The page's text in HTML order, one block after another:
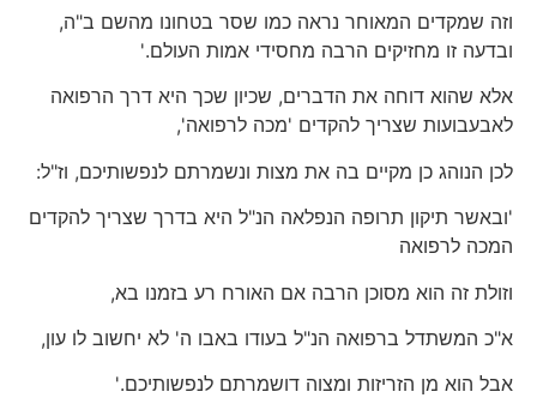
וזה שמקדים המאוחר נראה כמו שסר בטחונו מהשם ב"ה,
ובדעה זו מחזיקים הרבה מחסידי אמות העולם.'
אלא שהוא דוחה את הדברים, שכיון שכך היא דרך הרפואה
לאבעבועות שצריך להקדים 'מכה לרפואה',
לכן הנוהג כן מקיים בה את מצות ונשמרתם לנפשותיכם, וז"ל:
'ובאשר תיקון תרופה הנפלאה הנ"ל היא בדרך שצריך להקדים
המכה לרפואה
וזולת זה הוא מסוכן הרבה אם האורח רע בזמנו בא,
א"כ המשתדל ברפואה הנ"ל בעודו באבו ה' לא יחשוב לו עון,
אבל הוא מן הזריזות ומצוה דושמרתם לנפשותיכם.'